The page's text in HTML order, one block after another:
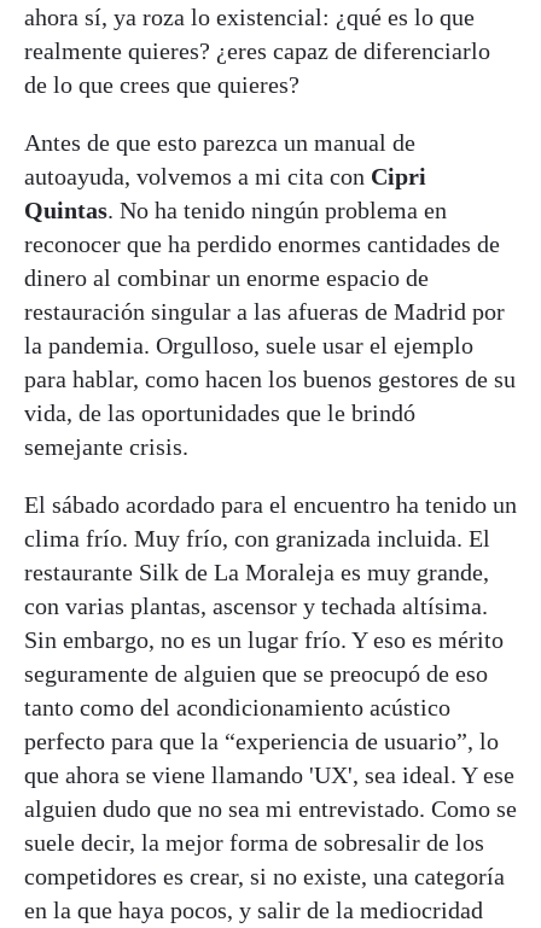
ahora sí, ya roza lo existencial: ¿qué es lo que
realmente quieres? ¿eres capaz de diferenciarlo
de lo que crees que quieres?
Antes de que esto parezca un manual de
autoayuda, volvemos a mi cita con Cipri
Quintas. No ha tenido ningún problema en
reconocer que ha perdido enormes cantidades de
dinero al combinar un enorme espacio de
restauración singular a las afueras de Madrid por
la pandemia. Orgulloso, suele usar el ejemplo
para hablar, como hacen los buenos gestores de su
vida, de las oportunidades que le brindó
semejante crisis.
El sábado acordado para el encuentro ha tenido un
clima frío. Muy frío, con granizada incluida. El
restaurante Silk de La Moraleja es muy grande,
con varias plantas, ascensor y techada altísima.
Sin embargo, no es un lugar frío. Y eso es mérito
seguramente de alguien que se preocupó de eso
tanto como del acondicionamiento acústico
perfecto para que la “experiencia de usuario”, lo
que ahora se viene llamando 'UX', sea ideal. Y ese
alguien dudo que no sea mi entrevistado. Como se
suele decir, la mejor forma de sobresalir de los
competidores es crear, si no existe, una categoría
en la que haya pocos, y salir de la mediocridad